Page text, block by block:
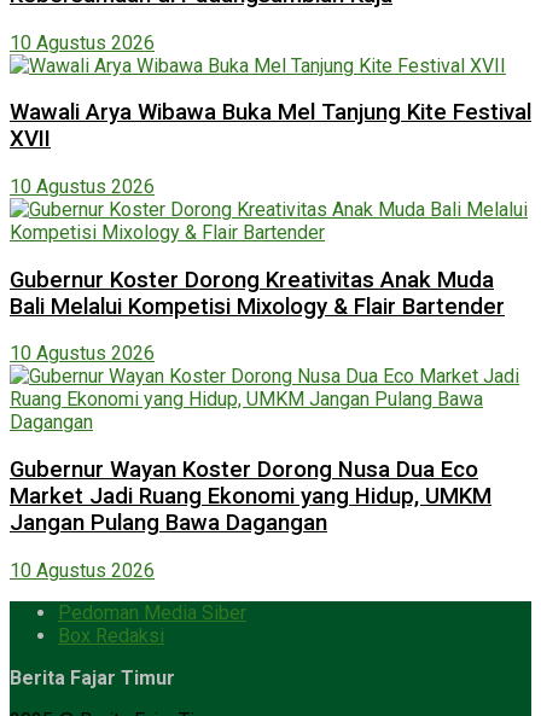
10 Agustus 2026
Wawali Arya Wibawa Buka Mel Tanjung Kite Festival
XVII
10 Agustus 2026
Gubernur Koster Dorong Kreativitas Anak Muda
Bali Melalui Kompetisi Mixology & Flair Bartender
10 Agustus 2026
Gubernur Wayan Koster Dorong Nusa Dua Eco
Market Jadi Ruang Ekonomi yang Hidup, UMKM
Jangan Pulang Bawa Dagangan
10 Agustus 2026
Pedoman Media Siber
Box Redaksi
Berita Fajar Timur